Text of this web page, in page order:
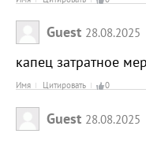
Guest 28.08.2025
капец затратное
Имя Цитировать 0
Guest 28.08.2025